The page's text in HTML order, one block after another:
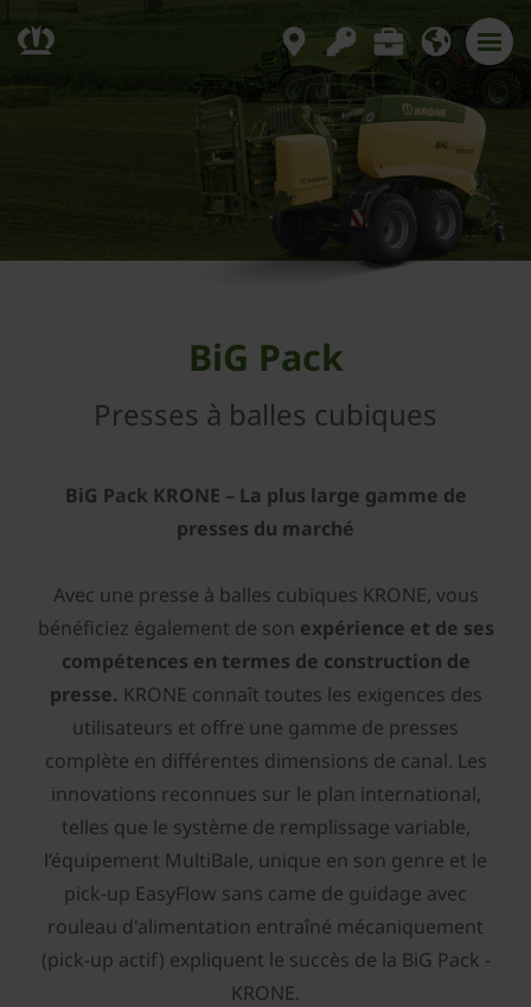
BiG Pack
Presses à balles cubiques
BiG Pack ­KRONE – La plus large gamme de
presses du marché
Avec une presse à balles cubiques ­KRONE, vous
bénéficiez également de son expérience et de ses
compétences en termes de construction de
presse. ­KRONE connaît toutes les exigences des
utilisateurs et offre une gamme de presses
complète en différentes dimensions de canal. Les
innovations reconnues sur le plan international,
telles que le système de remplissage variable,
l’équipement MultiBale, unique en son genre et le
pick-up EasyFlow sans came de guidage avec
rouleau d'alimentation entraîné mécaniquement
(pick-up actif) expliquent le succès de la BiG Pack ­
KRONE.